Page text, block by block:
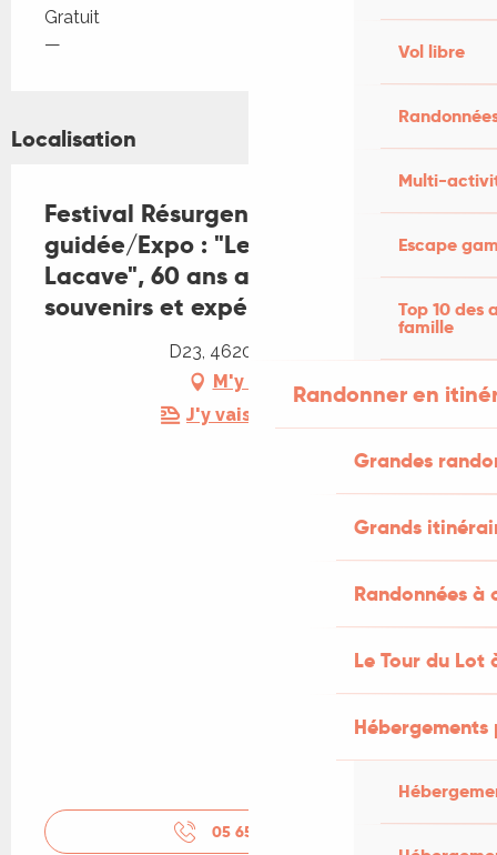
Vol libre
Multi-
Escape
Top 10 des
famille
Randonner en
Grandes
Grands
Randonnées
Le Tour du Lot
Tarifs 2026
Gratuit
—
Localisation
Festival Résurgence IX : Visite
guidée/Expo : "Les Recluses de
Lacave", 60 ans après, entre
souvenirs et expériences
D23, 46200 Lacave
M'y rendre
J'y vais en train !
05 65 37 87